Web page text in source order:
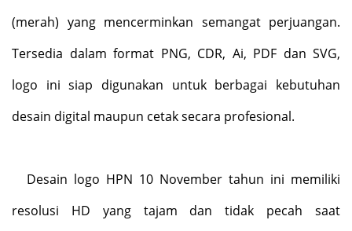
(merah) yang mencerminkan semangat perjuangan.
Tersedia dalam format PNG, CDR, Ai, PDF dan SVG,
logo ini siap digunakan untuk berbagai kebutuhan
desain digital maupun cetak secara profesional.
Desain logo HPN 10 November tahun ini memiliki
resolusi HD yang tajam dan tidak pecah saat